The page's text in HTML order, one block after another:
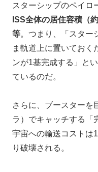
スターシップのペイロ
ISS全体の居住容積（
等。つまり、「スター
ま軌道上に置いておく
ンが1基完成する」と
ているのだ。
さらに、ブースターを
ラ）でキャッチする「
宇宙への輸送コストは
り破壊される。